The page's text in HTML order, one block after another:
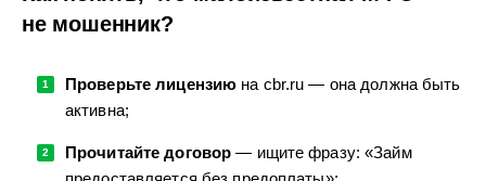
не мошенник?
Проверьте лицензию на cbr.ru — она должна быть
активна;
Прочитайте договор — ищите фразу: «Займ